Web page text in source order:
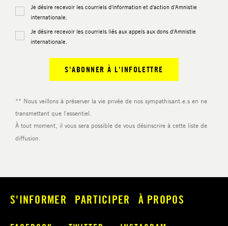
S'INFORMER PARTICIPER À PROPOS